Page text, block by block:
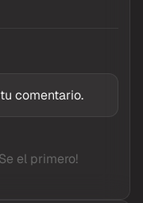
comentario.
el primero!